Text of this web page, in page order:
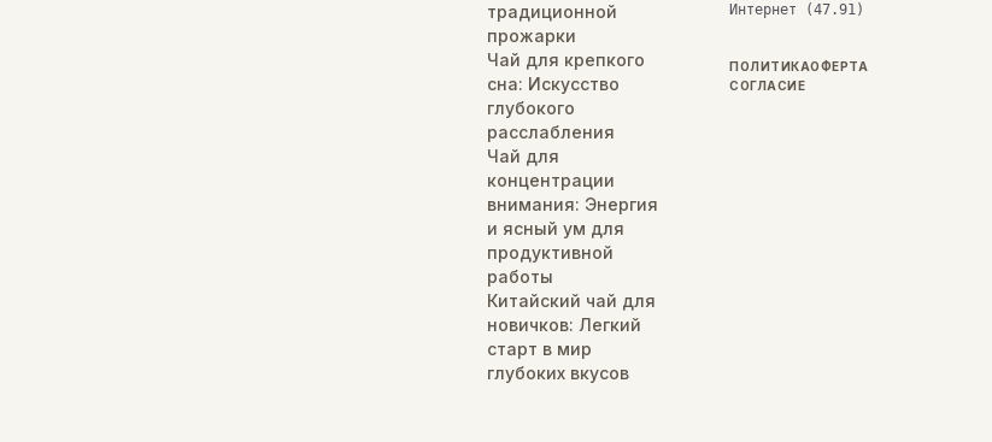
традиционной
прожарки
Чай для крепкого
сна: Искусство
глубокого
расслабления
Чай для
концентрации
внимания: Энергия
и ясный ум для
продуктивной
работы
Китайский чай для
новичков: Легкий
старт в мир
глубоких вкусов
Интернет (47.91)
ПОЛИТИКАОФЕРТА
СОГЛАСИЕ